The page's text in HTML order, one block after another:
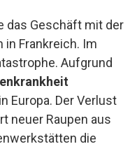
das Geschäft mit der
in Frankreich. Im
Aufgrund
Europa. Der Verlust
neuer Raupen aus
die